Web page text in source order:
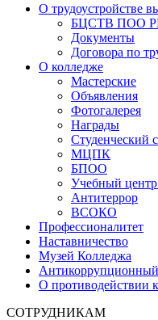
О трудоустройстве
БЦСТВ ПОО
Документы
Договора по
О колледже
Мастерские
Объявления
Фотогалерея
Награды
Студенческий
МЦПК
БПОО
Учебный
Антитеррор
ВСОКО
Профессионалитет
Наставничество
Музей Колледжа
Антикоррупционный
О противодействии
СОТРУДНИКАМ